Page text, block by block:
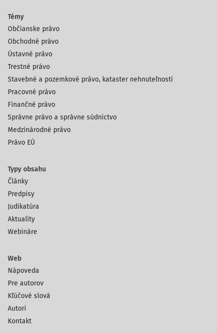
Témy
Občianske právo
Obchodné právo
Ústavné právo
Trestné právo
Stavebné a pozemkové právo, kataster nehnuteľností
Pracovné právo
Finančné právo
Správne právo a správne súdnictvo
Medzinárodné právo
Právo EÚ
Typy obsahu
Články
Predpisy
Judikatúra
Aktuality
Webináre
Web
Nápoveda
Pre autorov
Kľúčové slová
Autori
Kontakt